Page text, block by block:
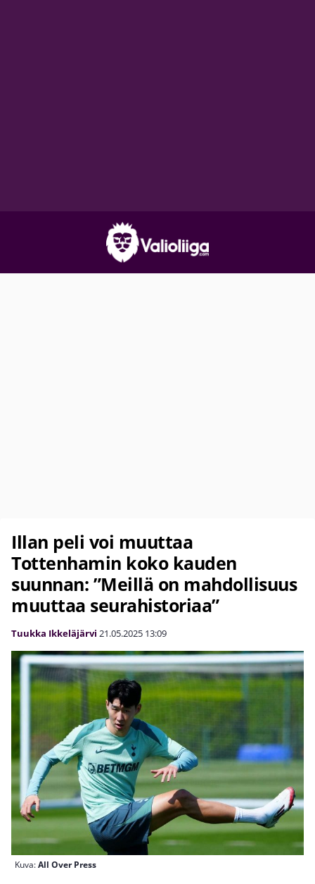
Illan peli voi muuttaa
Tottenhamin koko kauden
suunnan: ”Meillä on mahdollisuus
muuttaa seurahistoriaa”
Tuukka Ikkeläjärvi 21.05.2025 13:09
Kuva:All Over Press